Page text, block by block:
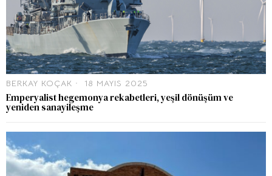
BERKAY KOÇAK 18 MAYIS 2025
Emperyalist hegemonya rekabetleri, yeşil dönüşüm ve
yeniden sanayileşme